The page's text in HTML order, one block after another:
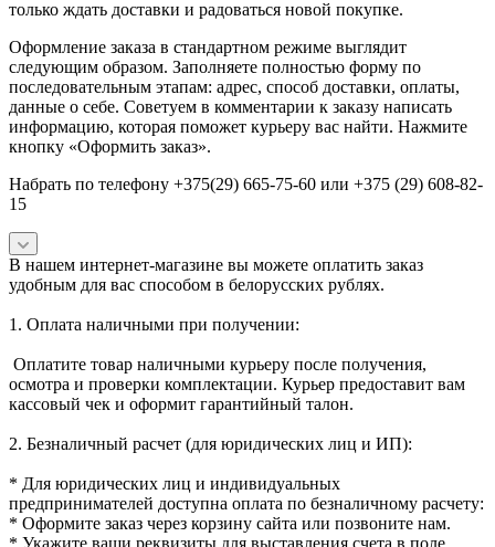
только ждать доставки и радоваться новой покупке.
Оформление заказа в стандартном режиме выглядит
следующим образом. Заполняете полностью форму по
последовательным этапам: адрес, способ доставки, оплаты,
данные о себе. Советуем в комментарии к заказу написать
информацию, которая поможет курьеру вас найти. Нажмите
кнопку «Оформить заказ».
Набрать по телефону +375(29) 665-75-60 или +375 (29) 608-82-
15
В нашем интернет-магазине вы можете оплатить заказ
удобным для вас способом в белорусских рублях.
1. Оплата наличными при получении:
Оплатите товар наличными курьеру после получения,
осмотра и проверки комплектации. Курьер предоставит вам
кассовый чек и оформит гарантийный талон.
2. Безналичный расчет (для юридических лиц и ИП):
* Для юридических лиц и индивидуальных
предпринимателей доступна оплата по безналичному расчету:
* Оформите заказ через корзину сайта или позвоните нам.
* Укажите ваши реквизиты для выставления счета в поле